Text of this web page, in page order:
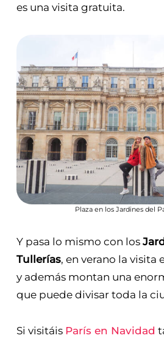
es una visita gratuita.
Plaza en los Jardines del
Y pasa lo mismo con los
Tullerías, en verano la visita
y además montan una
que puede divisar toda la
Si visitáis París en Navidad